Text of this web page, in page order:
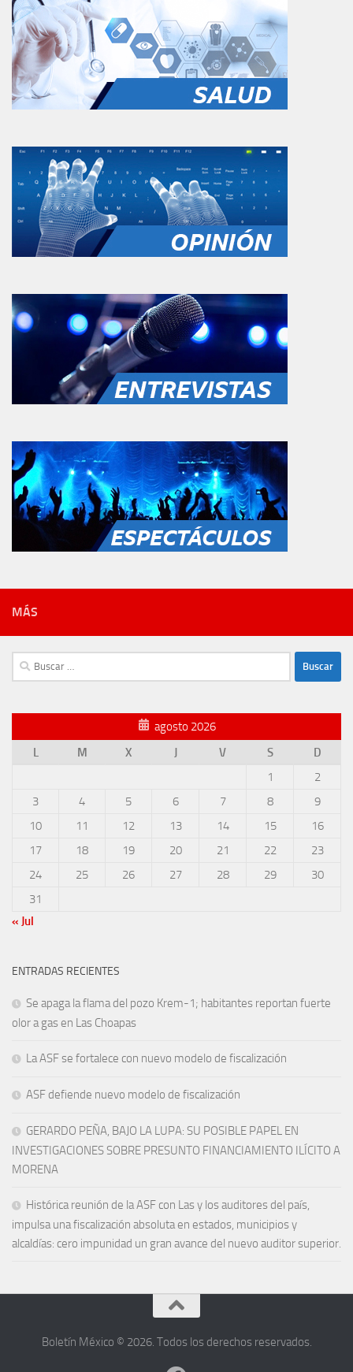
MÁS
Buscar:
agosto 2026
L
M X J V S
D
1
2
3
4 5 6 7 8
9
10
11 12 13 14 15
16
17
18 19 20 21 22
23
24
25 26 27 28 29
30
31
« Jul
ENTRADAS RECIENTES
Se apaga la flama del pozo Krem-1; habitantes reportan fuerte
olor a gas en Las Choapas
La ASF se fortalece con nuevo modelo de fiscalización
ASF defiende nuevo modelo de fiscalización
GERARDO PEÑA, BAJO LA LUPA: SU POSIBLE PAPEL EN
INVESTIGACIONES SOBRE PRESUNTO FINANCIAMIENTO ILÍCITO A
MORENA
Histórica reunión de la ASF con Las y los auditores del país,
impulsa una fiscalización absoluta en estados, municipios y
alcaldías: cero impunidad un gran avance del nuevo auditor superior.
Boletín México © 2026. Todos los derechos reservados.